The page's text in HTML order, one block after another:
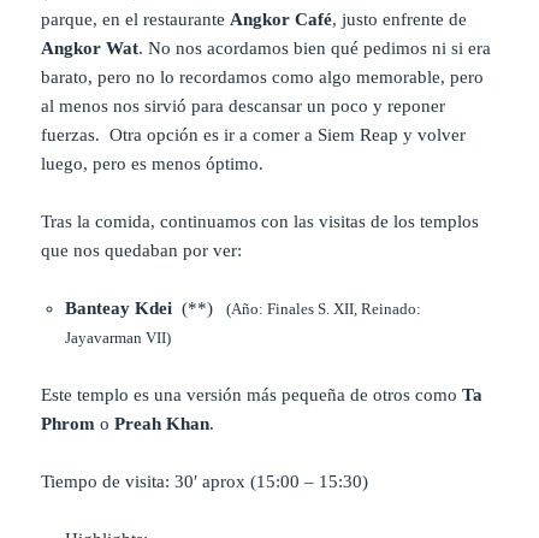
parque, en el restaurante Angkor Café, justo enfrente de
Angkor Wat. No nos acordamos bien qué pedimos ni si era
barato, pero no lo recordamos como algo memorable, pero
al menos nos sirvió para descansar un poco y reponer
fuerzas. Otra opción es ir a comer a Siem Reap y volver
luego, pero es menos óptimo.
Tras la comida, continuamos con las visitas de los templos
que nos quedaban por ver:
Banteay Kdei (**)
(Año: Finales S. XII, Reinado:
Jayavarman VII)
Este templo es una versión más pequeña de otros comoTa
Phrom oPreah Khan.
Tiempo de visita: 30′ aprox (15:00 – 15:30)